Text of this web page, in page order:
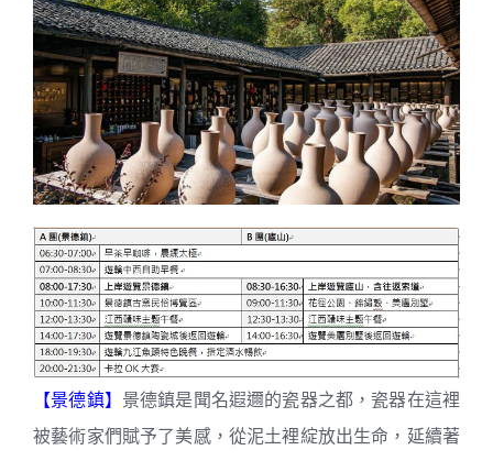
【景德鎮】 景德鎮是聞名遐邇的瓷器之都，瓷器在這裡
被藝術家們賦予了美感，從泥土裡綻放出生命，延續著